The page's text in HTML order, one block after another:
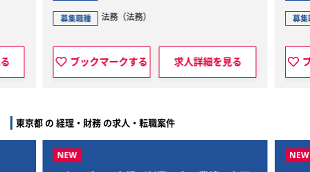
募集職種 法務（法務）
ブックマークする 求人詳細を見る
募集
東京都 の 経理・財務 の求人・転職案件